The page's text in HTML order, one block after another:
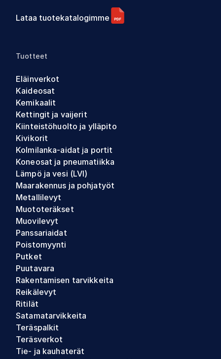
Lataa tuotekatalogimme
Tuotteet
Eläinverkot
Kaideosat
Kemikaalit
Kettingit ja vaijerit
Kiinteistöhuolto ja ylläpito
Kivikorit
Kolmilanka-aidat ja portit
Koneosat ja pneumatiikka
Lämpö ja vesi (LVI)
Maarakennus ja pohjatyöt
Metallilevyt
Muototeräkset
Muovilevyt
Panssariaidat
Poistomyynti
Putket
Puutavara
Rakentamisen tarvikkeita
Reikälevyt
Ritilät
Satamatarvikkeita
Teräspalkit
Teräsverkot
Tie- ja kauhaterät